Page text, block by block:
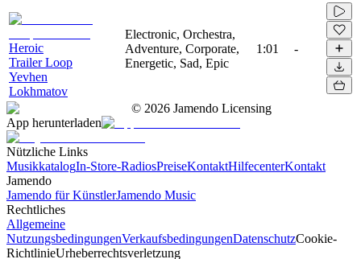
Heroic
Trailer Loop
Yevhen
Lokhmatov
Electronic, Orchestra,
Adventure, Corporate,
Energetic, Sad, Epic
1:01 -
© 2026 Jamendo Licensing
App herunterladen
Nützliche Links
MusikkatalogIn-Store-RadiosPreiseKontaktHilfecenterKontakt
Jamendo
Jamendo für KünstlerJamendo Music
Rechtliches
Allgemeine
NutzungsbedingungenVerkaufsbedingungenDatenschutzCookie-
RichtlinieUrheberrechtsverletzung